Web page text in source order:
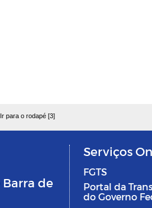
Ir para o rodapé [3]
de
Serviços
FGTS
Portal da
do Governo